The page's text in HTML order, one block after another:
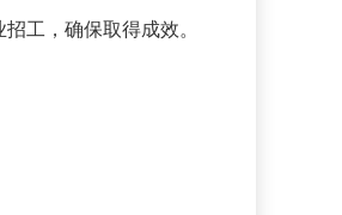
工，确保取得成效。